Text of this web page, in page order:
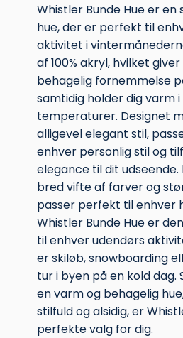
Whistler Bunde Hue er en
hue, der er perfekt til
aktivitet i
af 100% akryl, hvilket
behagelig fornemmelse
samtidig holder dig varm
temperaturer. Designet
alligevel elegant stil,
enhver personlig stil og
elegance til dit udseende.
bred vifte af farver og
passer perfekt til enhver
Whistler Bunde Hue er
til enhver udendørs
er skiløb, snowboarding
tur i byen på en kold dag.
en varm og behagelig
stilfuld og alsidig, er
perfekte valg for dig.